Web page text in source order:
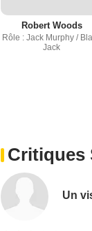
Robert Woods
Rôle : Jack Murphy /
Jack
Critiques
Un